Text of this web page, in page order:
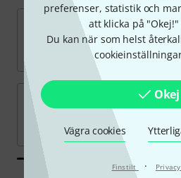
preferenser, statistik och
att klicka på "Okej!"
Du kan när som helst
Okej
Vägra cookies
Finstilt ·